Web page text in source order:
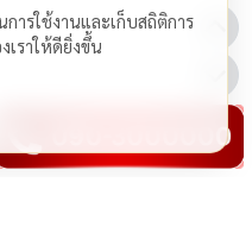
ารใช้งานและเก็บสถิติการ
ราให้ดียิ่งขึ้น